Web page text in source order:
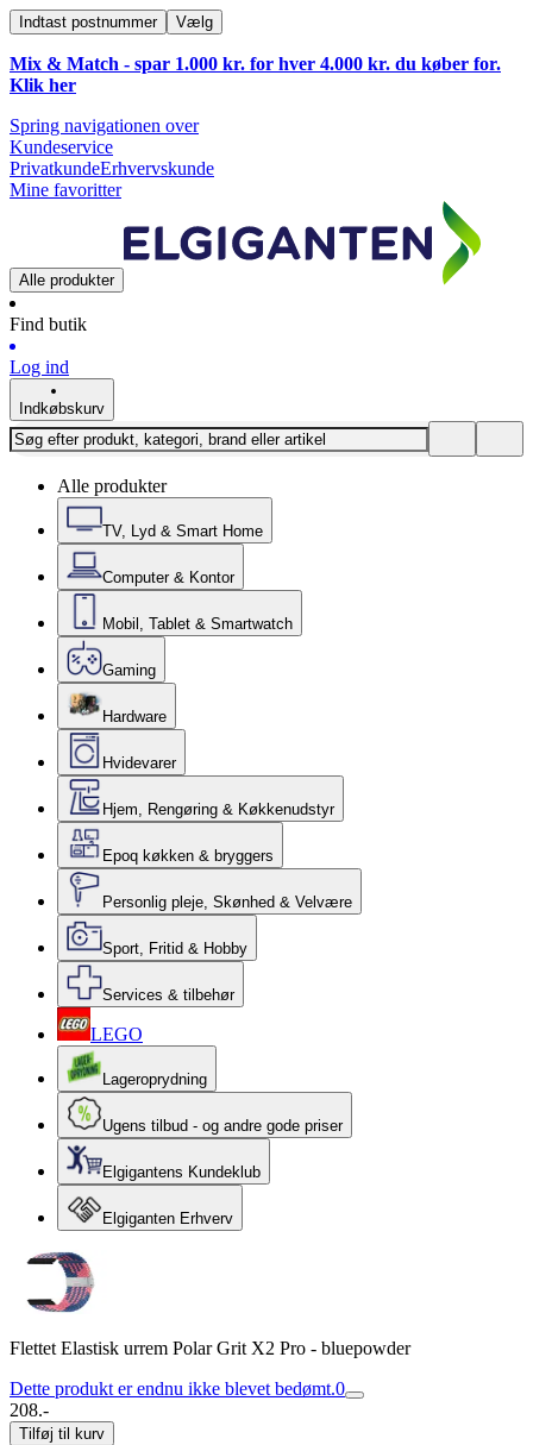
Indtast postnummer Vælg
Mix & Match - spar 1.000 kr. for hver 4.000 kr. du køber for.
Klik her
Spring navigationen over
Kundeservice
PrivatkundeErhvervskunde
Mine favoritter
Alle produkter
Find butik
Log ind
Indkøbskurv
Alle produkter
TV, Lyd & Smart Home
Computer & Kontor
Mobil, Tablet & Smartwatch
Gaming
Hardware
Hvidevarer
Hjem, Rengøring & Køkkenudstyr
Epoq køkken & bryggers
Personlig pleje, Skønhed & Velvære
Sport, Fritid & Hobby
Services & tilbehør
LEGO
Lageroprydning
Ugens tilbud - og andre gode priser
Elgigantens Kundeklub
Elgiganten Erhverv
Flettet Elastisk urrem Polar Grit X2 Pro - bluepowder
Dette produkt er endnu ikke blevet bedømt.0
208.-
Tilføj til kurv